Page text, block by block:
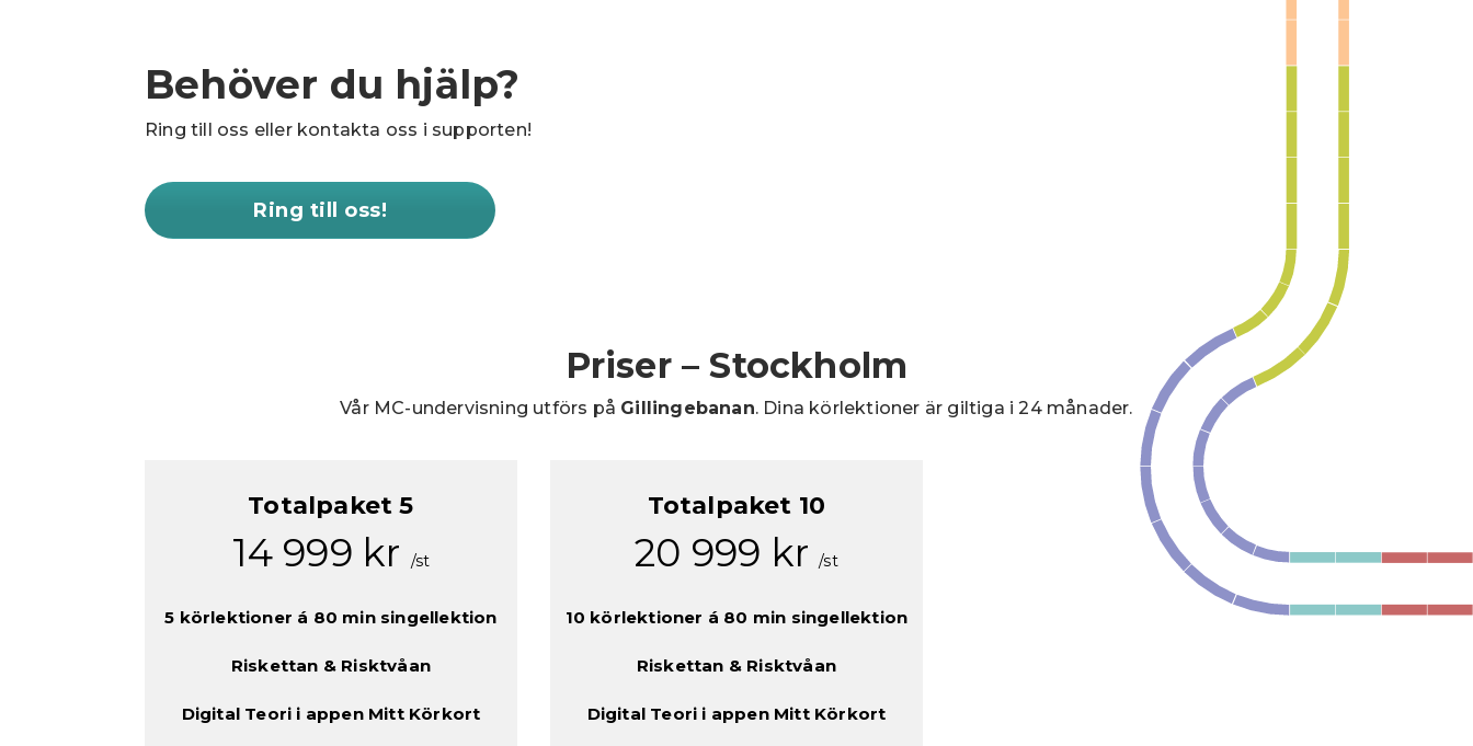
Behöver du hjälp?
Ring till oss eller kontakta oss i supporten!
Ring till oss!
Priser – Stockholm
Vår MC-undervisning utförs på Gillingebanan. Dina körlektioner är giltiga i 24 månader.
Totalpaket 5
14 999 kr /st
5 körlektioner á 80 min singellektion
Riskettan & Risktvåan
Digital Teori i appen Mitt Körkort
Totalpaket 10
20 999 kr/st
10 körlektioner á 80 min singellektion
Riskettan & Risktvåan
Digital Teori i appen Mitt Körkort